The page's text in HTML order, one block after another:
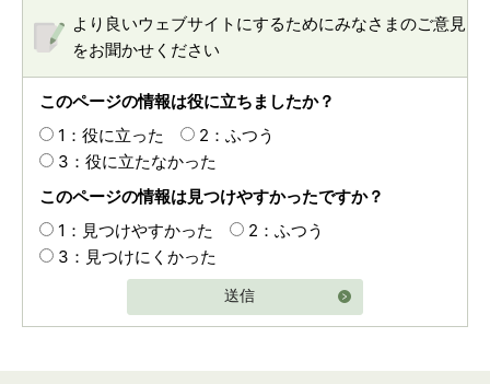
より良いウェブサイトにするためにみなさまのご意見
をお聞かせください
このページの情報は役に立ちましたか？
1：役に立った
2：ふつう
3：役に立たなかった
このページの情報は見つけやすかったですか？
1：見つけやすかった
2：ふつう
3：見つけにくかった
送信